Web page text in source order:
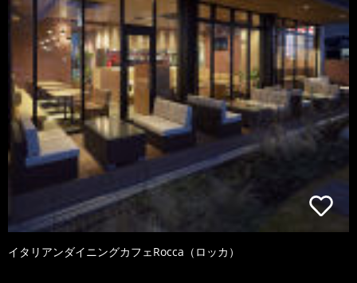
イタリアンダイニングカフェRocca（ロッカ）